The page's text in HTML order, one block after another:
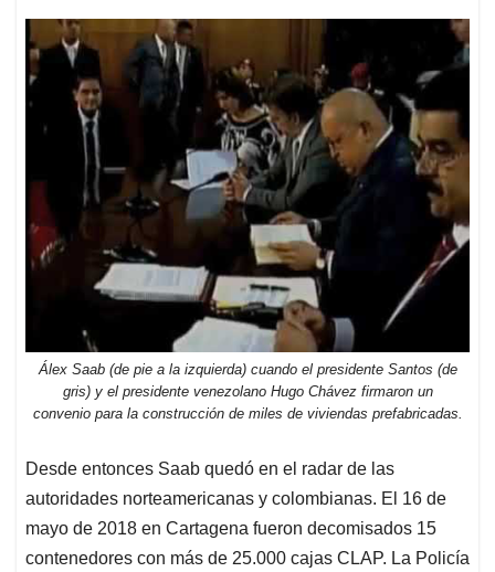
Álex Saab (de pie a la izquierda) cuando el presidente Santos (de
gris) y el presidente venezolano Hugo Chávez firmaron un
convenio para la construcción de miles de viviendas prefabricadas.
Desde entonces Saab quedó en el radar de las
autoridades norteamericanas y colombianas. El 16 de
mayo de 2018 en Cartagena fueron decomisados 15
contenedores con más de 25.000 cajas CLAP. La Policía